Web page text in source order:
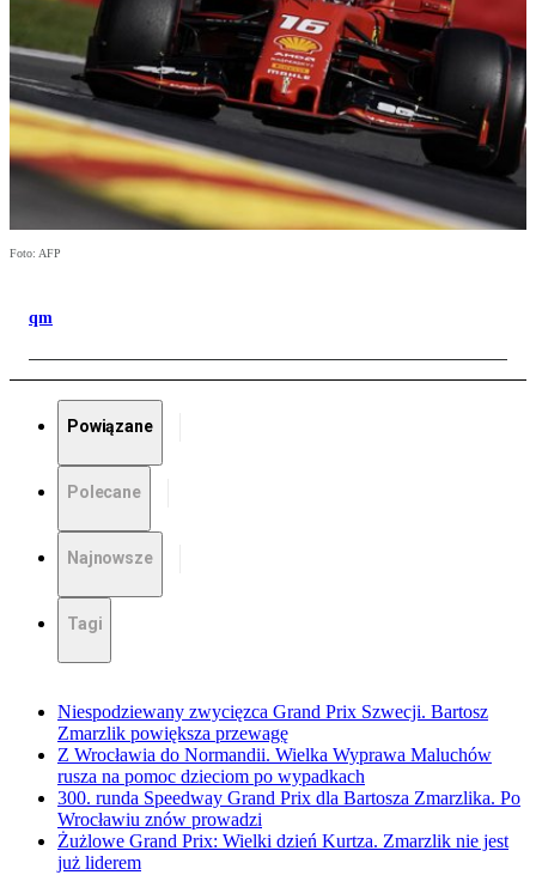
Foto: AFP
qm
Powiązane
Polecane
Najnowsze
Tagi
Niespodziewany zwycięzca Grand Prix Szwecji. Bartosz
Zmarzlik powiększa przewagę
Z Wrocławia do Normandii. Wielka Wyprawa Maluchów
rusza na pomoc dzieciom po wypadkach
300. runda Speedway Grand Prix dla Bartosza Zmarzlika. Po
Wrocławiu znów prowadzi
Żużlowe Grand Prix: Wielki dzień Kurtza. Zmarzlik nie jest
już liderem